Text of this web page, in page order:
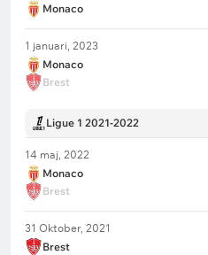
Monaco
1 januari, 2023
Monaco
Brest
Ligue 1 2021-2022
14 maj, 2022
Monaco
Brest
31 Oktober, 2021
Brest